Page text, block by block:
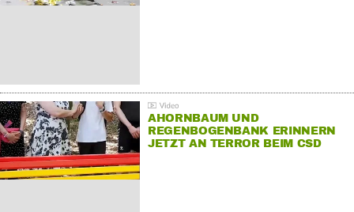
AHORNBAUM UND
REGENBOGENBANK ERINNERN
JETZT AN TERROR BEIM CSD